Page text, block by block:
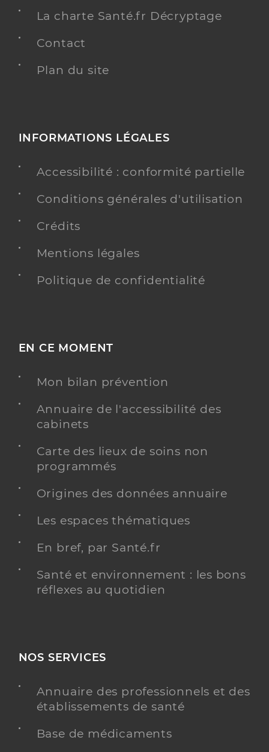
La charte Santé.fr Décryptage
Contact
Plan du site
INFORMATIONS LÉGALES
Accessibilité : conformité partielle
Conditions générales d'utilisation
Crédits
Mentions légales
Politique de confidentialité
EN CE MOMENT
Mon bilan prévention
Annuaire de l'accessibilité des
cabinets
Carte des lieux de soins non
programmés
Origines des données annuaire
Les espaces thématiques
En bref, par Santé.fr
Santé et environnement : les bons
réflexes au quotidien
NOS SERVICES
Annuaire des professionnels et des
établissements de santé
Base de médicaments